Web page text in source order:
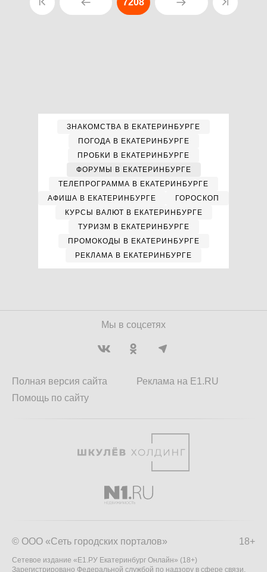
7208
ЗНАКОМСТВА В ЕКАТЕРИНБУРГЕ
ПОГОДА В ЕКАТЕРИНБУРГЕ
ПРОБКИ В ЕКАТЕРИНБУРГЕ
ФОРУМЫ В ЕКАТЕРИНБУРГЕ
ТЕЛЕПРОГРАММА В ЕКАТЕРИНБУРГЕ
АФИША В ЕКАТЕРИНБУРГЕ
ГОРОСКОП
КУРСЫ ВАЛЮТ В ЕКАТЕРИНБУРГЕ
ТУРИЗМ В ЕКАТЕРИНБУРГЕ
ПРОМОКОДЫ В ЕКАТЕРИНБУРГЕ
РЕКЛАМА В ЕКАТЕРИНБУРГЕ
Мы в соцсетях
Полная версия сайта
Помощь по сайту
Реклама на E1.RU
18+
© ООО «Сеть городских порталов»
Сетевое издание «Е1.РУ Екатеринбург Онлайн» (18+)
Зарегистрировано Федеральной службой по надзору в сфере связи,